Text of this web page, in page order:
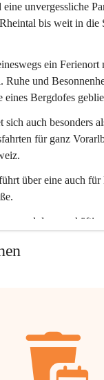
unvergessliche
bis weit in die
ein Ferienort
Ruhe und
eines Bergdofes
sich auch besonders
für ganz
über eine auch für
und das